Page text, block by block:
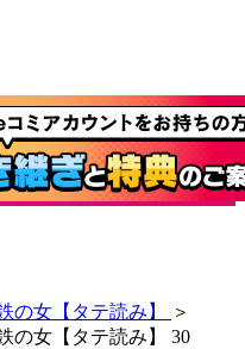
女【タテ読み】
＞
女【タテ読み】 30